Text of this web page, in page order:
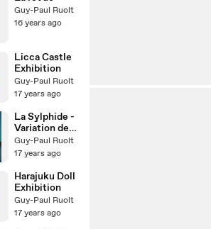
Guy-Paul Ruolt
16 years ago
Licca Castle
Exhibition
Guy-Paul Ruolt
17 years ago
La Sylphide -
Variation de
James
Guy-Paul Ruolt
17 years ago
Harajuku Doll
Exhibition
Guy-Paul Ruolt
17 years ago